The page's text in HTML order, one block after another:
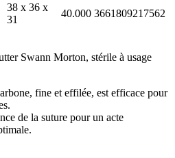
38 x 36 x
31
40.000 3661809217562
Swann Morton, stérile à usage
fine et effilée, est efficace pour
de la suture pour un acte